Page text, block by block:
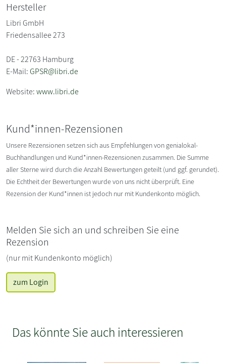
Hersteller
Libri GmbH
Friedensallee 273
DE - 22763 Hamburg
E-Mail:GPSR@libri.de
Website:www.libri.de
Kund*innen-Rezensionen
Unsere Rezensionen setzen sich aus Empfehlungen von genialokal-
Buchhandlungen und Kund*innen-Rezensionen zusammen. Die Summe
aller Sterne wird durch die Anzahl Bewertungen geteilt (und ggf. gerundet).
Die Echtheit der Bewertungen wurde von uns nicht überprüft. Eine
Rezension der Kund*innen ist jedoch nur mit Kundenkonto möglich.
Melden Sie sich an und schreiben Sie eine
Rezension
(nur mit Kundenkonto möglich)
zum Login
Das könnte Sie auch interessieren